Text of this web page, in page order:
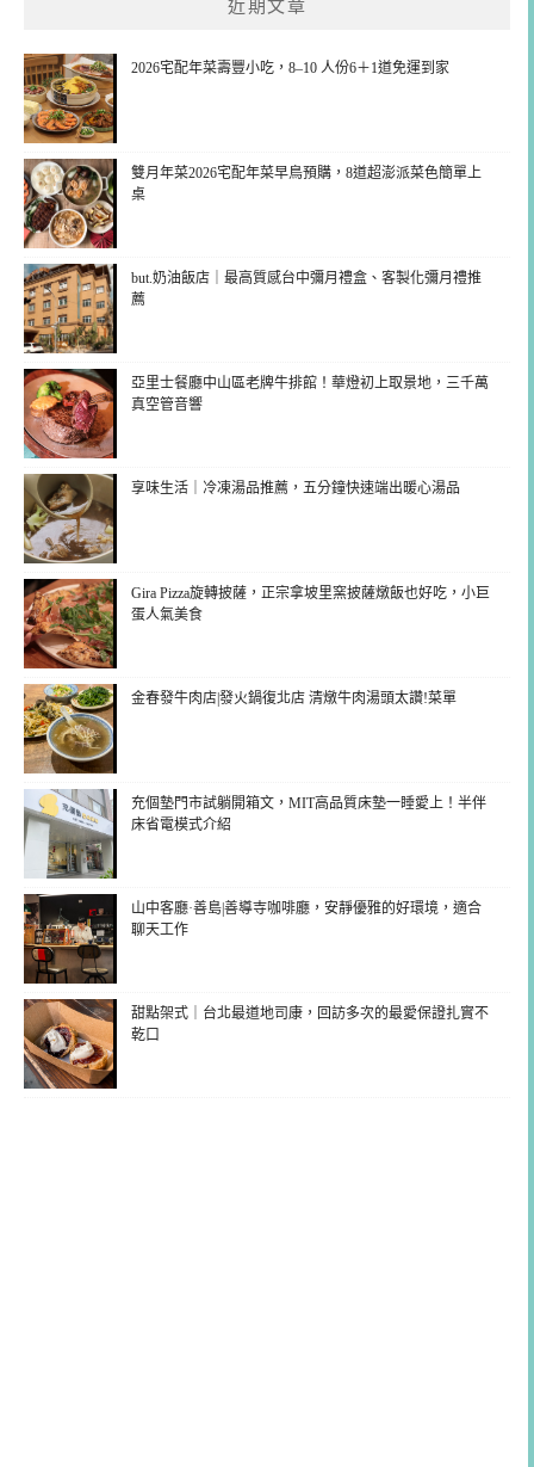
近期文章
2026宅配年菜壽豐小吃，8–10 人份6＋1道免運到家
雙月年菜2026宅配年菜早鳥預購，8道超澎派菜色簡單上
桌
but.奶油飯店｜最高質感台中彌月禮盒、客製化彌月禮推
薦
亞里士餐廳中山區老牌牛排館！華燈初上取景地，三千萬
真空管音響
享味生活｜冷凍湯品推薦，五分鐘快速端出暖心湯品
Gira Pizza旋轉披薩，正宗拿坡里窯披薩燉飯也好吃，小巨
蛋人氣美食
金春發牛肉店|發火鍋復北店 清燉牛肉湯頭太讚!菜單
充個墊門市試躺開箱文，MIT高品質床墊一睡愛上！半伴
床省電模式介紹
山中客廳·善島|善導寺咖啡廳，安靜優雅的好環境，適合
聊天工作
甜點架式｜台北最道地司康，回訪多次的最愛保證扎實不
乾口